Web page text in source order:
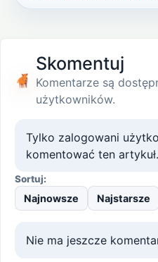
Skomentuj
Komentarze są
użytkowników.
Tylko zalogowani
komentować ten artykuł.
Sortuj:
Najnowsze Najstarsze
Nie ma jeszcze